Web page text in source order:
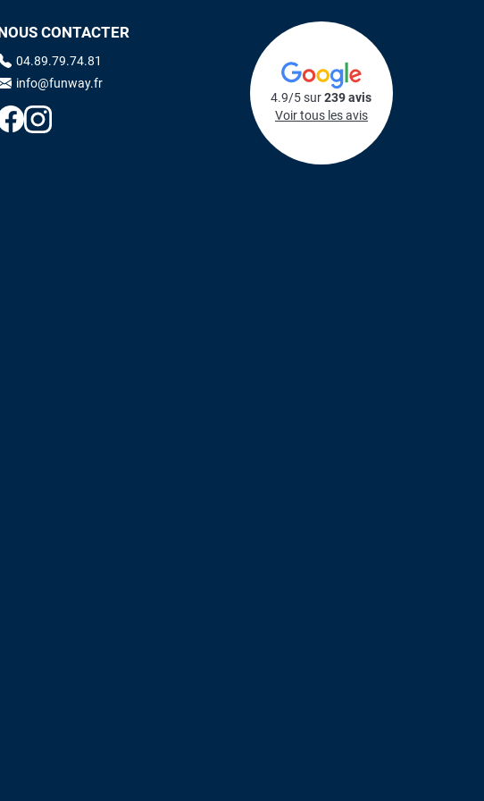
CONTACTER
04.89.79.74.81
info@funway.fr
4.9/5 sur239 avis
Voir tous les avis
L'envoi a